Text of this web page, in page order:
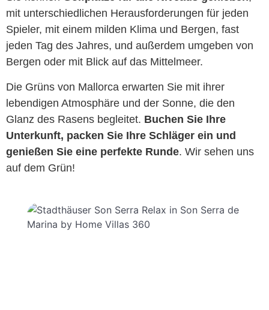
mit unterschiedlichen Herausforderungen für jeden
Spieler, mit einem milden Klima und Bergen, fast
jeden Tag des Jahres, und außerdem umgeben von
Bergen oder mit Blick auf das Mittelmeer.
Die Grüns von Mallorca erwarten Sie mit ihrer
lebendigen Atmosphäre und der Sonne, die den
Glanz des Rasens begleitet. Buchen Sie Ihre
Unterkunft, packen Sie Ihre Schläger ein und
genießen Sie eine perfekte Runde. Wir sehen uns
auf dem Grün!